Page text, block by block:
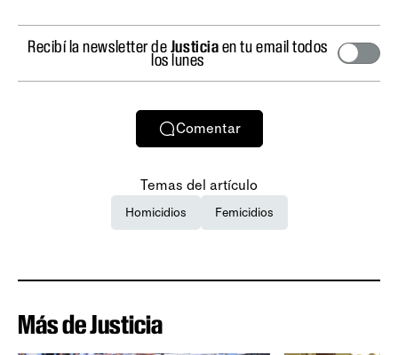
Recibí la newsletter deJusticiaen tu email todos
los lunes
Comentar
Temas del artículo
Homicidios Femicidios
Más de Justicia